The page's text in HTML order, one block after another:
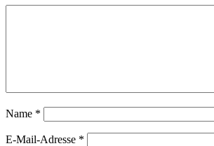
Name *
E-Mail-Adresse *